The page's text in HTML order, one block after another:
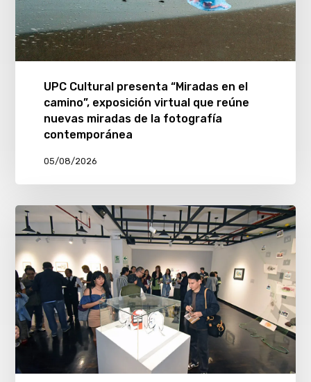
UPC Cultural presenta “Miradas en el
camino”, exposición virtual que reúne
nuevas miradas de la fotografía
contemporánea
05/08/2026